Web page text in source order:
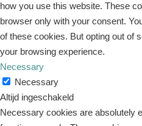
how you use this website. These
browser only with your consent.
of these cookies. But opting out of
your browsing experience.
Necessary
Necessary
Altijd ingeschakeld
Necessary cookies are absolutely